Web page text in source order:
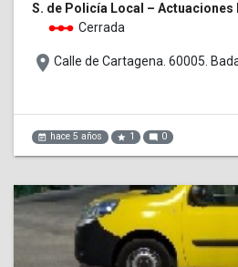
S. de Policía Local – Actuaciones
linear_scale Cerrada
place Calle de Cartagena. 60005.
event_note hace 5 años star 1 mode_comment 0